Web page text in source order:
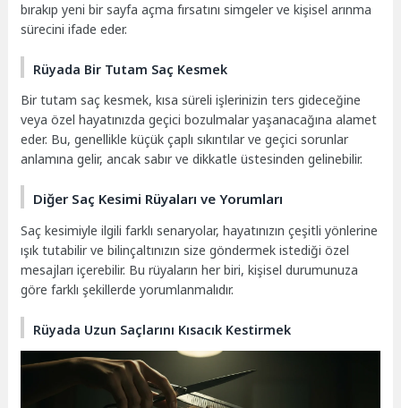
bırakıp yeni bir sayfa açma fırsatını simgeler ve kişisel arınma
sürecini ifade eder.
Rüyada Bir Tutam Saç Kesmek
Bir tutam saç kesmek, kısa süreli işlerinizin ters gideceğine
veya özel hayatınızda geçici bozulmalar yaşanacağına alamet
eder. Bu, genellikle küçük çaplı sıkıntılar ve geçici sorunlar
anlamına gelir, ancak sabır ve dikkatle üstesinden gelinebilir.
Diğer Saç Kesimi Rüyaları ve Yorumları
Saç kesimiyle ilgili farklı senaryolar, hayatınızın çeşitli yönlerine
ışık tutabilir ve bilinçaltınızın size göndermek istediği özel
mesajları içerebilir. Bu rüyaların her biri, kişisel durumunuza
göre farklı şekillerde yorumlanmalıdır.
Rüyada Uzun Saçlarını Kısacık Kestirmek